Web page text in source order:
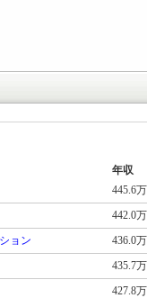
年収
445.6万
442.0万
ョン
436.0万
435.7万
427.8万